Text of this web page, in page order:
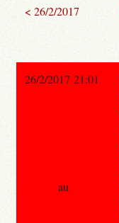
< 26/2/2017
26/2/2017 21:01
au